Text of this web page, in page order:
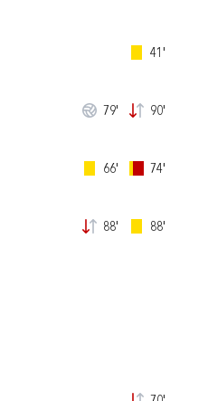
41'
79' 90'
66' 74'
88' 88'